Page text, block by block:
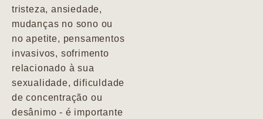
tristeza, ansiedade,
mudanças no sono ou
no apetite, pensamentos
invasivos, sofrimento
relacionado à sua
sexualidade, dificuldade
de concentração ou
desânimo - é importante